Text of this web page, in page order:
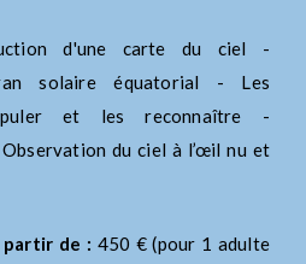
d'une carte du ciel -
solaire équatorial - Les
et les reconnaître -
du ciel à l’œil nu et
de : 450 € (pour 1 adulte